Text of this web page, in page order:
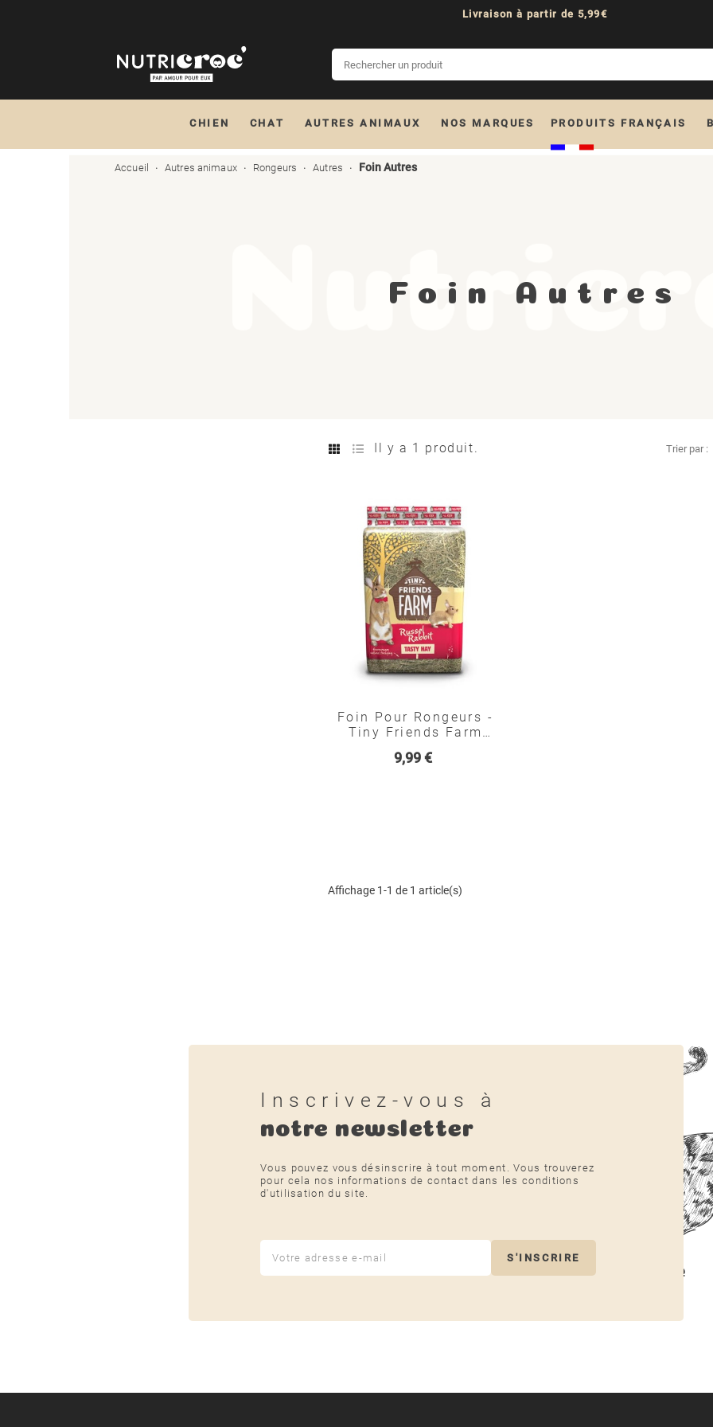
Livraison à partir de 5,99€
CHIEN CHAT AUTRES ANIMAUX NOS MARQUES PRODUITS FRANÇAIS
Foin Autres
Accueil Autres animaux Rongeurs Autres Foin Autres
Il y a 1 produit. Trier par :
Foin Pour Rongeurs -
Tiny Friends Farm
Prix
9,99 €
Affichage 1-1 de 1 article(s)
Inscrivez-vous à
notre newsletter
Vous pouvez vous désinscrire à tout moment. Vous trouverez
pour cela nos informations de contact dans les conditions
d'utilisation du site.
S'INSCRIRE